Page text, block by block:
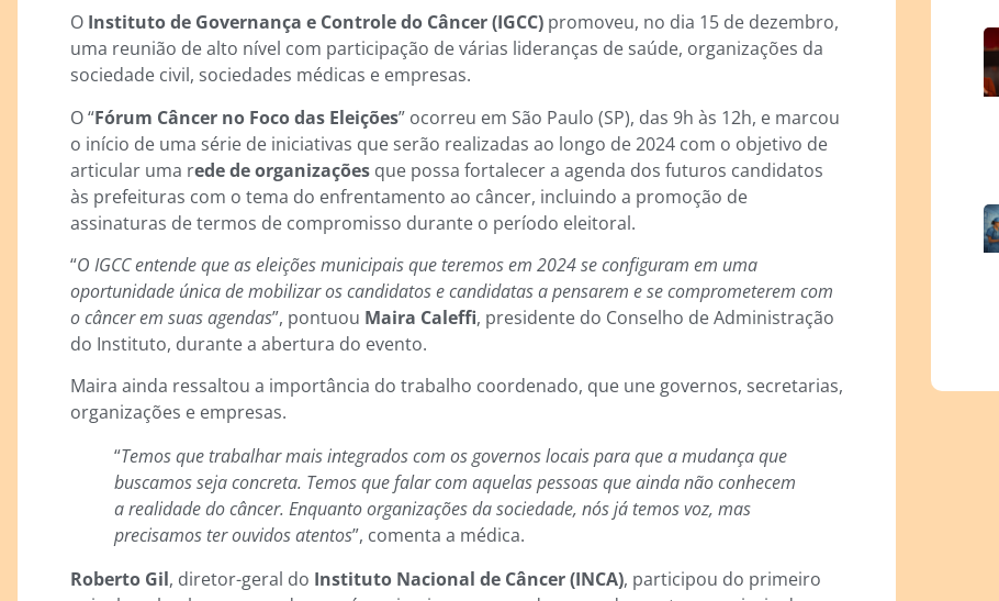
O Instituto de Governança e Controle do Câncer (IGCC) promoveu, no dia 15 de dezembro,
uma reunião de alto nível com participação de várias lideranças de saúde, organizações da
sociedade civil, sociedades médicas e empresas.
O “Fórum Câncer no Foco das Eleições” ocorreu em São Paulo (SP), das 9h às 12h, e marcou
o início de uma série de iniciativas que serão realizadas ao longo de 2024 com o objetivo de
articular uma rede de organizações que possa fortalecer a agenda dos futuros candidatos
às prefeituras com o tema do enfrentamento ao câncer, incluindo a promoção de
assinaturas de termos de compromisso durante o período eleitoral.
“O IGCC entende que as eleições municipais que teremos em 2024 se configuram em uma
oportunidade única de mobilizar os candidatos e candidatas a pensarem e se comprometerem com
o câncer em suas agendas”, pontuou Maira Caleffi, presidente do Conselho de Administração
do Instituto, durante a abertura do evento.
Maira ainda ressaltou a importância do trabalho coordenado, que une governos, secretarias,
organizações e empresas.
“Temos que trabalhar mais integrados com os governos locais para que a mudança que
buscamos seja concreta. Temos que falar com aquelas pessoas que ainda não conhecem
a realidade do câncer. Enquanto organizações da sociedade, nós já temos voz, mas
precisamos ter ouvidos atentos”, comenta a médica.
Roberto Gil, diretor-geral do Instituto Nacional de Câncer (INCA), participou do primeiro